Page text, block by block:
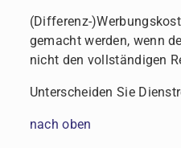
(Differenz-
gemacht werden, wenn
nicht den vollständigen
Unterscheiden Sie
nach oben